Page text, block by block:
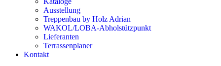
Ausstellung
Treppenbau by Holz Adrian
WAKOL/LOBA-Abholstützpunkt
Lieferanten
Terrassenplaner
Kontakt